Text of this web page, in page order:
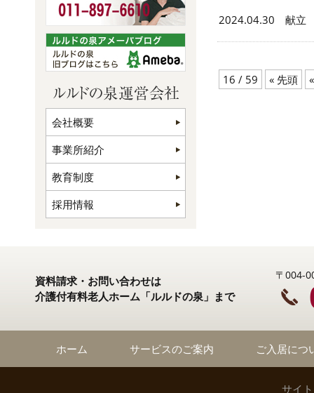
2024.04.30 献立
16 / 59 « 先頭 «
会社概要
事業所紹介
教育制度
採用情報
資料請求・お問い合わせは
介護付有料老人ホーム「ルルドの泉」まで
〒004-
ホーム サービスのご案内 ご入居につ
サイ